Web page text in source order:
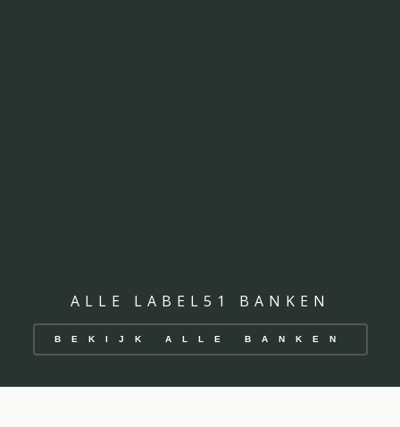
ALLE LABEL51 BANKEN
BEKIJK ALLE BANKEN